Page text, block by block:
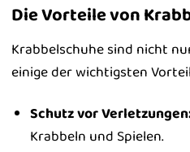
Die Vorteile von
Krabbelschuhe sind nicht
einige der wichtigsten
Schutz vor
Krabbeln und Spielen.